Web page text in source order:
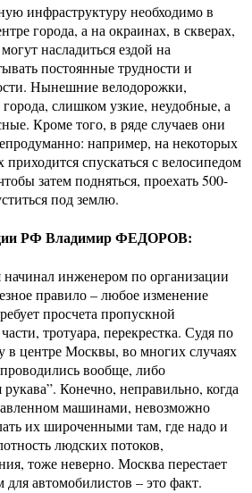
инфраструктуру необходимо в
города, а на окраинах, в скверах,
насладиться ездой на
постоянные трудности и
Нынешние велодорожки,
слишком узкие, неудобные, а
Кроме того, в ряде случаев они
например, на некоторых
приходится спускаться с велосипедом
затем подняться, проехать 500-
под землю.
РФ Владимир ФЕДОРОВ:
инженером по организации
правило – любое изменение
просчета пропускной
тротуара, перекрестка. Судя по
в центре Москвы, во многих случаях
вообще, либо
Конечно, неправильно, когда
машинами, невозможно
их широченными там, где надо и
людских потоков,
тоже неверно. Москва перестает
автомобилистов – это факт.